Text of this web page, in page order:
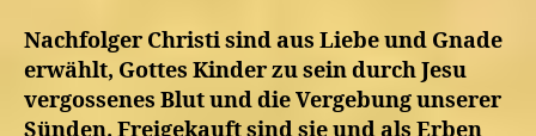
Nachfolger Christi sind aus Liebe und Gnade
erwählt, Gottes Kinder zu sein durch Jesu
vergossenes Blut und die Vergebung unserer